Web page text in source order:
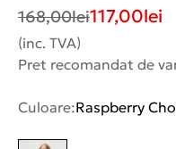
168,00lei117,00lei
(inc. TVA)
Pret recomandat de
Culoare:Raspberry